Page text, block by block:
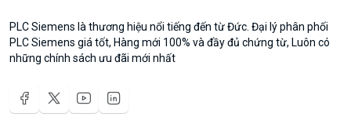
PLC Siemens là thương hiệu nổi tiếng đến từ Đức. Đại lý phân phối
PLC Siemens giá tốt, Hàng mới 100% và đầy đủ chứng từ, Luôn có
những chính sách ưu đãi mới nhất